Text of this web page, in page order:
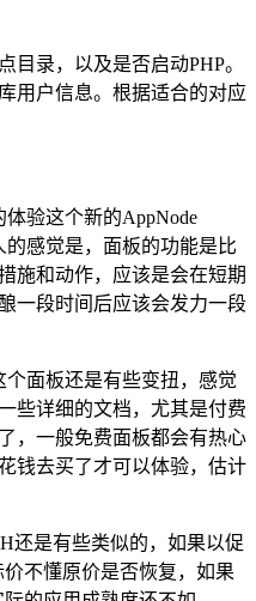
目录，以及是否启动PHP。
用户信息。根据适合的对应
验这个新的AppNode
感觉是，面板的功能是比
施和动作，应该是会在短期
一段时间后应该会发力一段
面板还是有些变扭，感觉
些详细的文档，尤其是付费
，一般免费面板都会有热心
钱去买了才可以体验，估计
还是有些类似的，如果以促
不懂原价是否恢复，如果